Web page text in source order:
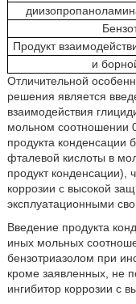
Продукт
и
Отличительной
решения является
взаимодействия
мольном соотношении
продукта конденсации
фталевой кислоты в
продукт конденсации),
коррозии с высокой
эксплуатационными
Введение продукта
иных мольных
бензотриазолом при
кроме заявленных, не
ингибитор коррозии с